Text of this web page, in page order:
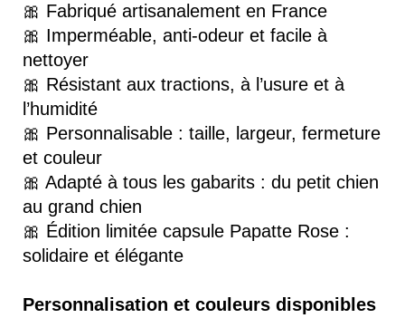
🎀 Fabriqué artisanalement en France
🎀 Imperméable, anti-odeur et facile à
nettoyer
🎀 Résistant aux tractions, à l’usure et à
l’humidité
🎀 Personnalisable : taille, largeur, fermeture
et couleur
🎀 Adapté à tous les gabarits : du petit chien
au grand chien
🎀 Édition limitée capsule Papatte Rose :
solidaire et élégante
Personnalisation et couleurs disponibles